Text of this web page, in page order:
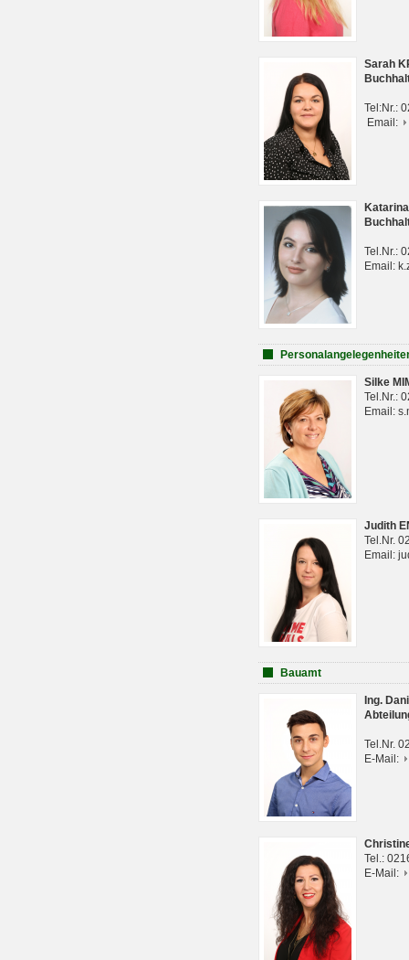
Sarah
Tel:Nr.:
Email:
Tel.Nr.:
Email:
Silke
Tel.Nr.:
Email:
Judith
Tel.Nr.
Email:
Bauamt
Ing.
Tel.Nr.
E-Mail:
Tel.:
E-Mail: